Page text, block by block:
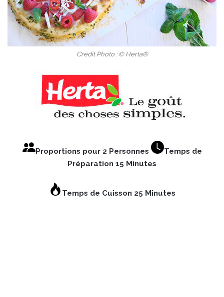
Crédit Photo : © Herta®
Proportions pour 2 Personnes
Temps de
Préparation 15 Minutes
Temps de Cuisson 25 Minutes